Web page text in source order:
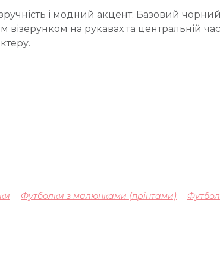
і модний акцент. Базовий
на рукавах та центральній
Футболки з малюнками (прінтами)